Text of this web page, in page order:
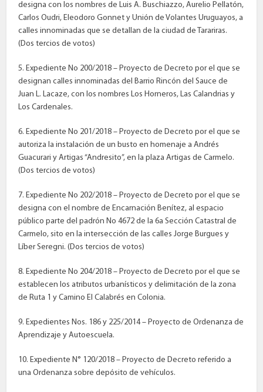
designa con los nombres de Luis A. Buschiazzo, Aurelio Pellatón,
Carlos Oudri, Eleodoro Gonnet y Unión de Volantes Uruguayos, a
calles innominadas que se detallan de la ciudad de Tarariras.
(Dos tercios de votos)
5. Expediente No 200/2018 – Proyecto de Decreto por el que se
designan calles innominadas del Barrio Rincón del Sauce de
Juan L. Lacaze, con los nombres Los Horneros, Las Calandrias y
Los Cardenales.
6. Expediente No 201/2018 – Proyecto de Decreto por el que se
autoriza la instalación de un busto en homenaje a Andrés
Guacurari y Artigas “Andresito”, en la plaza Artigas de Carmelo.
(Dos tercios de votos)
7. Expediente No 202/2018 – Proyecto de Decreto por el que se
designa con el nombre de Encarnación Benítez, al espacio
público parte del padrón No 4672 de la 6a Sección Catastral de
Carmelo, sito en la intersección de las calles Jorge Burgues y
Líber Seregni. (Dos tercios de votos)
8. Expediente No 204/2018 – Proyecto de Decreto por el que se
establecen los atributos urbanísticos y delimitación de la zona
de Ruta 1 y Camino El Calabrés en Colonia.
9. Expedientes Nos. 186 y 225/2014 – Proyecto de Ordenanza de
Aprendizaje y Autoescuela.
10. Expediente N° 120/2018 – Proyecto de Decreto referido a
una Ordenanza sobre depósito de vehículos.